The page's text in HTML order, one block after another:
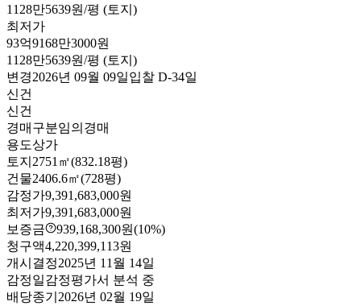
1128만5639원/평 (토지)
최저가
93억9168만3000원
1128만5639원/평 (토지)
변경2026년 09월 09일입찰 D-34일
신건
신건
경매구분임의경매
용도상가
토지 2751㎡(832.18평)
건물2406.6㎡(728평)
감정가9,391,683,000원
최저가9,391,683,000원
보증금
939,168,300원(10%)
청구액4,220,399,113원
개시결정2025년 11월 14일
감정일감정평가서 분석 중
배당종기 2026년 02월 19일